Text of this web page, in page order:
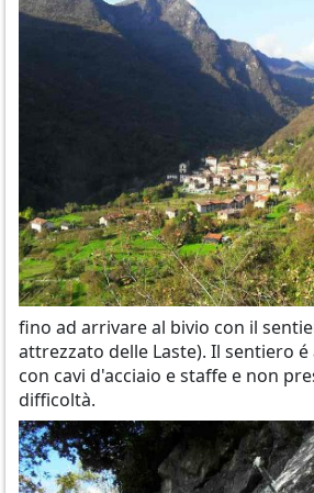
fino ad arrivare al bivio con il
attrezzato delle Laste). Il sentiero
con cavi d'acciaio e staffe e non
difficoltà.